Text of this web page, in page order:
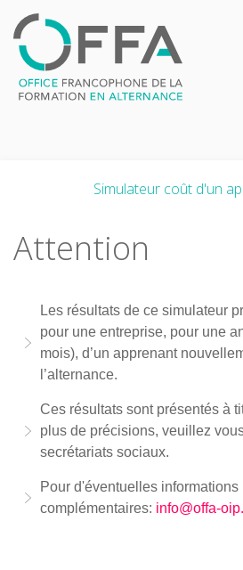
Simulateur coût d'un
Attention
Les résultats de ce simulateur
pour une entreprise, pour une
mois), d’un apprenant
l’alternance.
Ces résultats sont présentés à
plus de précisions, veuillez
secrétariats sociaux.
Pour d'éventuelles informations
complémentaires: info@offa-